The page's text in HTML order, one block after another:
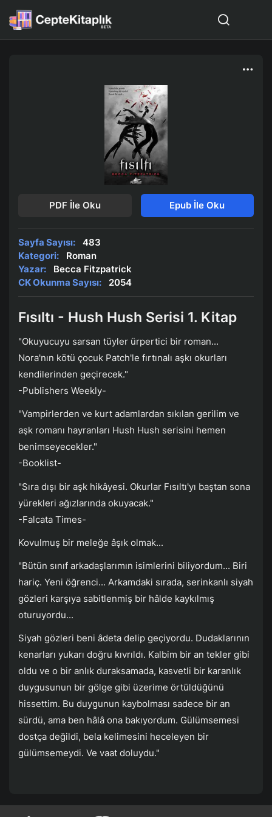
PDF İle Oku Epub İle Oku
Sayfa Sayısı:
483
Kategori:
Roman
Yazar:
Becca Fitzpatrick
CK Okunma Sayısı:
2054
Fısıltı - Hush Hush Serisi 1. Kitap
"Okuyucuyu sarsan tüyler ürpertici bir roman...
Nora'nın kötü çocuk Patch'le fırtınalı aşkı okurları
kendilerinden geçirecek."
-Publishers Weekly-
"Vampirlerden ve kurt adamlardan sıkılan gerilim ve
aşk romanı hayranları Hush Hush serisini hemen
benimseyecekler."
-Booklist-
"Sıra dışı bir aşk hikâyesi. Okurlar Fısıltı'yı baştan sona
yürekleri ağızlarında okuyacak."
-Falcata Times-
Kovulmuş bir meleğe âşık olmak...
"Bütün sınıf arkadaşlarımın isimlerini biliyordum... Biri
hariç. Yeni öğrenci... Arkamdaki sırada, serinkanlı siyah
gözleri karşıya sabitlenmiş bir hâlde kaykılmış
oturuyordu...
Siyah gözleri beni âdeta delip geçiyordu. Dudaklarının
kenarları yukarı doğru kıvrıldı. Kalbim bir an tekler gibi
oldu ve o bir anlık duraksamada, kasvetli bir karanlık
duygusunun bir gölge gibi üzerime örtüldüğünü
hissettim. Bu duygunun kaybolması sadece bir an
sürdü, ama ben hâlâ ona bakıyordum. Gülümsemesi
dostça değildi, bela kelimesini heceleyen bir
gülümsemeydi. Ve vaat doluydu."